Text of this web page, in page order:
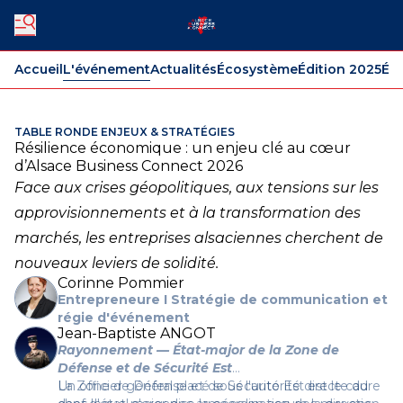
AccueilL'événementActualitésÉcosystèmeÉdition 2025
TABLE RONDE ENJEUX & STRATÉGIES
Résilience économique : un enjeu clé au cœur
d’Alsace Business Connect 2026
Face aux crises géopolitiques, aux tensions sur les
approvisionnements et à la transformation des
marchés, les entreprises alsaciennes cherchent de
nouveaux leviers de solidité.
Corinne Pommier
Entrepreneure I Stratégie de communication et
régie d'événement
Jean-Baptiste ANGOT
Rayonnement — État-major de la Zone de
Défense et de Sécurité Est
La Zone de Défense et de Sécurité Est est le cadre
Un officier général placé sous l'autorité directe du